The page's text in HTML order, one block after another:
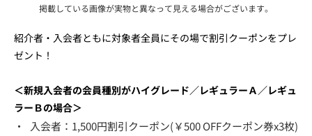
掲載している画像が実物と異なって見える場合がございます。
紹介者・入会者ともに対象者全員にその場で割引クーポンをプレ
ゼント！
＜新規入会者の会員種別がハイグレード／レギュラーＡ／レギュ
ラーＢの場合＞
・
入会者：1,500円割引クーポン(￥500 OFFクーポン券x3枚)